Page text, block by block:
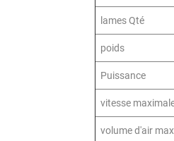
lames Qté
poids
Puissance
vitesse
volume d'air max